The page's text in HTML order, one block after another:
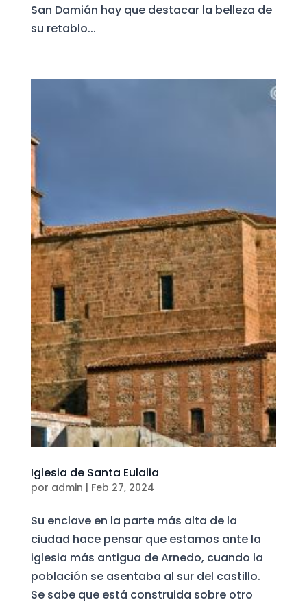
San Damián hay que destacar la belleza de
su retablo...
Iglesia de Santa Eulalia
por admin | Feb 27, 2024
Su enclave en la parte más alta de la
ciudad hace pensar que estamos ante la
iglesia más antigua de Arnedo, cuando la
población se asentaba al sur del castillo.
Se sabe que está construida sobre otro